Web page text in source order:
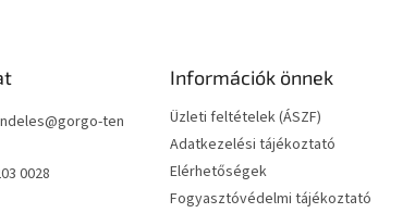
@gorgo-ten
0028
Információk önnek
Üzleti feltételek (ÁSZF)
Adatkezelési tájékoztató
Elérhetőségek
Fogyasztóvédelmi tájékoztató